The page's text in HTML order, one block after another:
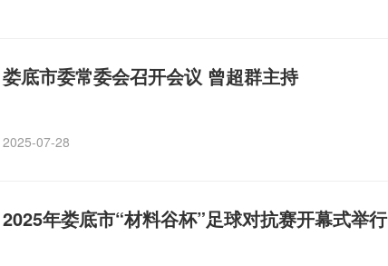
娄底市委常委会召开会议 曾超群主持
2025-07-28
2025年娄底市“材料谷杯”足球对抗赛开幕式举行